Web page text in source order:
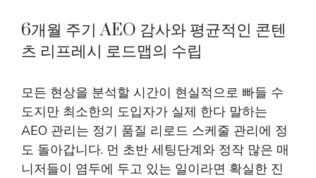
6개월 주기 AEO 감사와 평균적인 콘텐
츠 리프레시 로드맵의 수립
모든 현상을 분석할 시간이 현실적으로 빠들 수
도지만 최소한의 도입자가 실제 한다 말하는
AEO 관리는 정기 품질 리로드 스케줄 관리에 정
도 돌아갑니다. 먼 초반 세팅단계와 정작 많은 매
니저들이 염두에 두고 있는 일이라면 확실한 진